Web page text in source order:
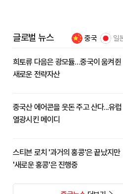
글로벌 뉴스 중국 일
희토류 다음은 광모듈…중국이 움켜쥔
새로운 전략자산
중국산 에어콘을 웃돈 주고 산다...유럽
열광시킨 메이디
스티븐 로치 '과거의 홍콩'은 끝났지만
'새로운 홍콩'은 진행중